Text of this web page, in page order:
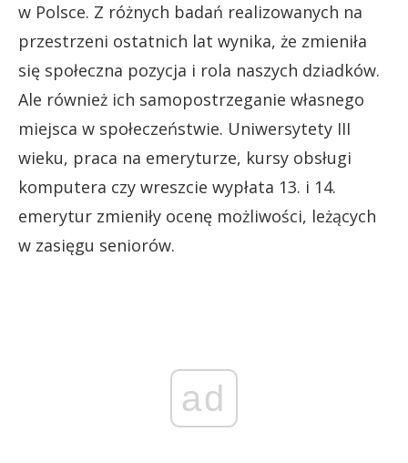
w Polsce. Z różnych badań realizowanych na
przestrzeni ostatnich lat wynika, że zmieniła
się społeczna pozycja i rola naszych dziadków.
Ale również ich samopostrzeganie własnego
miejsca w społeczeństwie. Uniwersytety III
wieku, praca na emeryturze, kursy obsługi
komputera czy wreszcie wypłata 13. i 14.
emerytur zmieniły ocenę możliwości, leżących
w zasięgu seniorów.
ad